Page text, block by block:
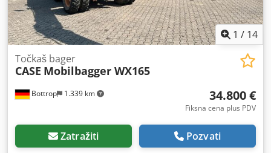
1 / 14
Bottrop 1.339 km
Točkaš bager
CASE Mobilbagger WX165
34.800 €
Fiksna cena plus PDV
Zatražiti Pozvati